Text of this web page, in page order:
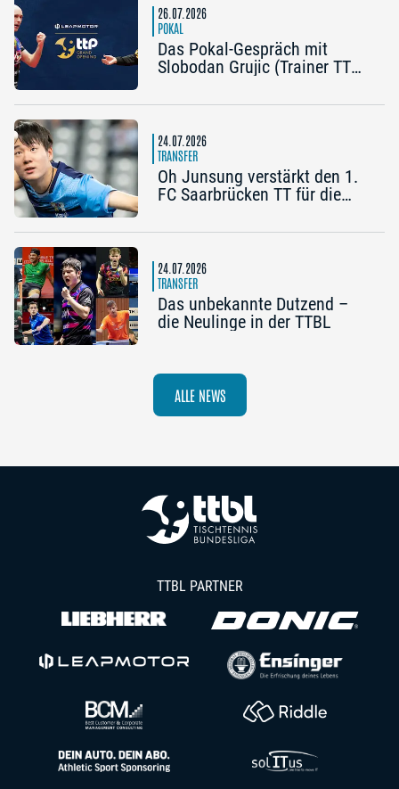
26.07.2026
POKAL
Das Pokal-Gespräch mit
Slobodan Grujic (Trainer TTC
Bad Homburg) und Daniel
Königshofen): „Es kann viel
passieren“
24.07.2026
TRANSFER
Oh Junsung verstärkt den 1.
FC Saarbrücken TT für die
24.07.2026
TRANSFER
Das unbekannte Dutzend –
die Neulinge in der TTBL
ALLE NEWS
TTBL PARTNER